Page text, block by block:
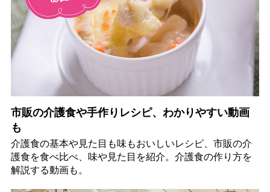
市販の介護食や手作りレシピ、わかりやすい動画
も
介護食の基本や見た目も味もおいしいレシピ、市販の介
護食を食べ比べ、味や見た目を紹介。介護食の作り方を
解説する動画も。